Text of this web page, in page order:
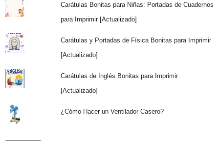
Carátulas Bonitas para Niñas: Portadas de Cuadernos
para Imprimir [Actualizado]
Carátulas y Portadas de Física Bonitas para Imprimir
[Actualizado]
Carátulas de Inglés Bonitas para Imprimir
[Actualizado]
¿Cómo Hacer un Ventilador Casero?